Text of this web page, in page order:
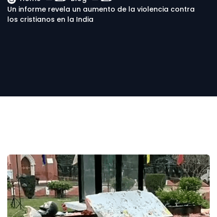
Un informe revela un aumento de la violencia contra
los cristianos en la India